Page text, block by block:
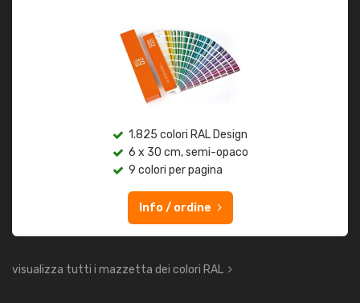
1.825 colori RAL Design
6 x 30 cm, semi-opaco
9 colori per pagina
Info / ordine
visualizza tutti i mazzetta dei colori RAL